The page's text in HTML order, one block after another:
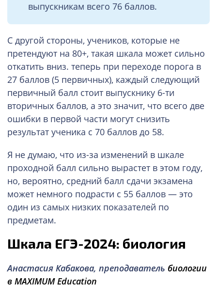
выпускникам всего 76 баллов.
С другой стороны, учеников, которые не
претендуют на 80+, такая шкала может сильно
откатить вниз. теперь при переходе порога в
27 баллов (5 первичных), каждый следующий
первичный балл стоит выпускнику 6-ти
вторичных баллов, а это значит, что всего две
ошибки в первой части могут снизить
результат ученика с 70 баллов до 58.
Я не думаю, что из-за изменений в шкале
проходной балл сильно вырастет в этом году,
но, вероятно, средний балл сдачи экзамена
может немного подрасти с 55 баллов — это
один из самых низких показателей по
предметам.
Шкала ЕГЭ-2024: биология
Анастасия Кабакова, преподаватель биологии
в MAXIMUM Education